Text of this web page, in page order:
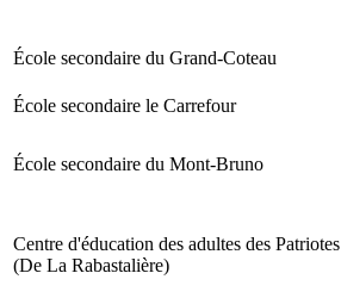
École secondaire du Grand-Coteau
École secondaire le Carrefour
École secondaire du Mont-Bruno
Centre d'éducation des adultes des Patriotes
(De La Rabastalière)